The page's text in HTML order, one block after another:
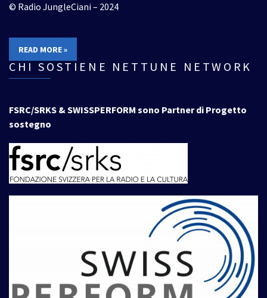
© Radio JungleCiani – 2024
READ MORE »
CHI SOSTIENE NETTUNE NETWORK
FSRC/SRKS & SWISSPERFORM sono Partner di Progetto
sostegno